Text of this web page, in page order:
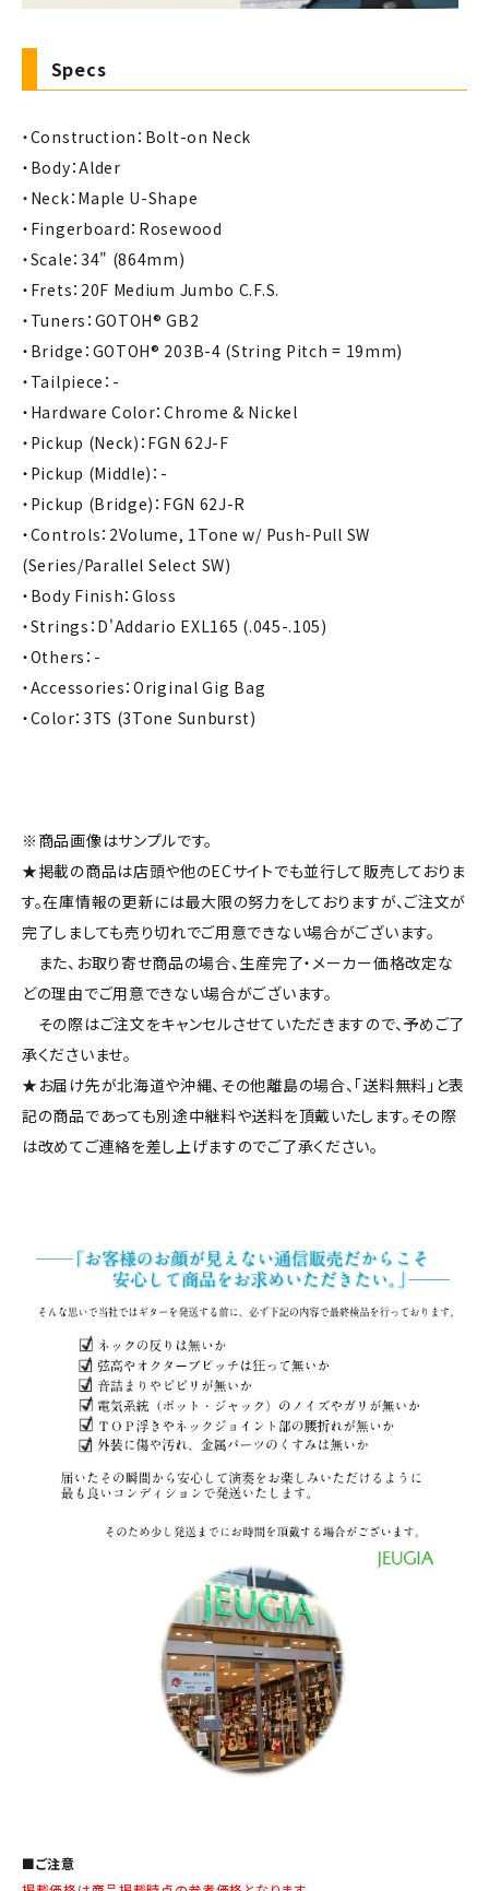
Specs
・Construction：Bolt-on Neck
・Body：Alder
・Neck：Maple U-Shape
・Fingerboard：Rosewood
・Scale：34" (864mm)
・Frets：20F Medium Jumbo C.F.S.
・Tuners：GOTOH® GB2
・Bridge：GOTOH® 203B-4 (String Pitch = 19mm)
・Tailpiece：-
・Hardware Color：Chrome & Nickel
・Pickup (Neck)：FGN 62J-F
・Pickup (Middle)：-
・Pickup (Bridge)：FGN 62J-R
・Controls：2Volume, 1Tone w/ Push-Pull SW
(Series/Parallel Select SW)
・Body Finish：Gloss
・Strings：D'Addario EXL165 (.045-.105)
・Others：-
・Accessories：Original Gig Bag
・Color：3TS (3Tone Sunburst)
※商品画像はサンプルです。
★掲載の商品は店頭や他のECサイトでも並行して販売しておりま
す。在庫情報の更新には最大限の努力をしておりますが、ご注文が
完了しましても売り切れでご用意できない場合がございます。
また、お取り寄せ商品の場合、生産完了・メーカー価格改定な
どの理由でご用意できない場合がございます。
その際はご注文をキャンセルさせていただきますので、予めご了
承くださいませ。
★お届け先が北海道や沖縄、その他離島の場合、「送料無料」と表
記の商品であっても別途中継料や送料を頂戴いたします。その際
は改めてご連絡を差し上げますのでご了承ください。
■ご注意